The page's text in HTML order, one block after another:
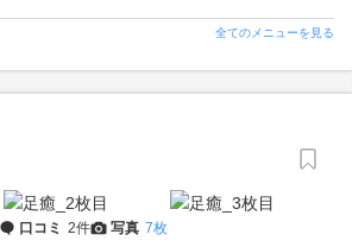
全てのメニューを見る
口コミ 2件 写真 7枚